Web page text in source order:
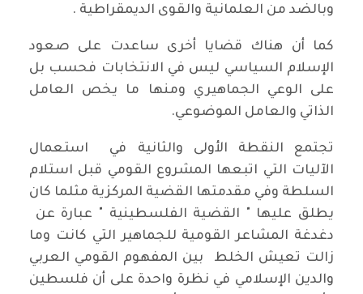
وبالضد من العلمانية والقوى الديمقراطية .
كما أن هناك قضايا أخرى ساعدت على صعود
الإسلام السياسي ليس في الانتخابات فحسب بل
على الوعي الجماهيري ومنها ما يخص العامل
الذاتي والعامل الموضوعي.
تجتمع النقطة الأولى والثانية في استعمال
الآليات التي اتبعها المشروع القومي قبل استلام
السلطة وفي مقدمتها القضية المركزية مثلما كان
يطلق عليها " القضية الفلسطينية " عبارة عن
دغدغة المشاعر القومية للجماهير التي كانت وما
زالت تعيش الخلط بين المفهوم القومي العربي
والدين الإسلامي في نظرة واحدة على أن فلسطين